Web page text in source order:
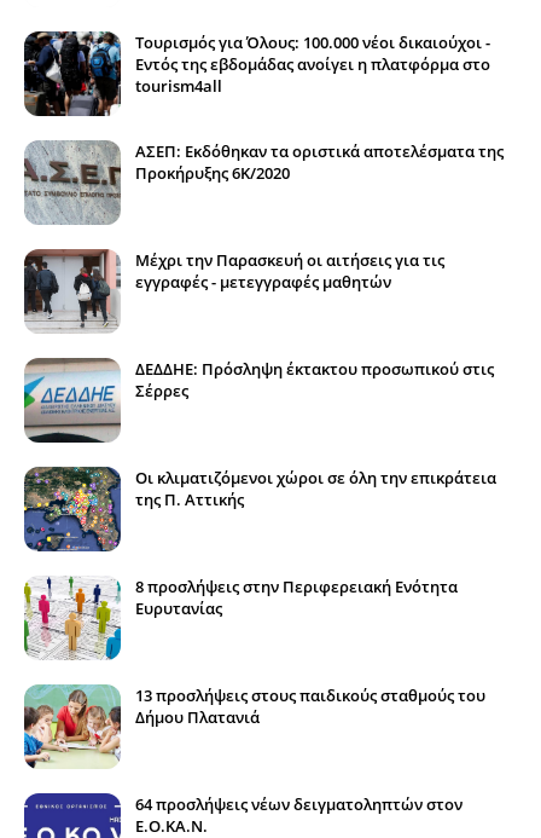
Τουρισμός για Όλους: 100.000 νέοι δικαιούχοι -
Εντός της εβδομάδας ανοίγει η πλατφόρμα στο
tourism4all
ΑΣΕΠ: Εκδόθηκαν τα οριστικά αποτελέσματα της
Προκήρυξης 6Κ/2020
Μέχρι την Παρασκευή οι αιτήσεις για τις
εγγραφές - μετεγγραφές μαθητών
ΔΕΔΔΗΕ: Πρόσληψη έκτακτου προσωπικού στις
Σέρρες
Οι κλιματιζόμενοι χώροι σε όλη την επικράτεια
της Π. Αττικής
8 προσλήψεις στην Περιφερειακή Ενότητα
Ευρυτανίας
13 προσλήψεις στους παιδικούς σταθμούς του
Δήμου Πλατανιά
64 προσλήψεις νέων δειγματοληπτών στον
E.O.KA.N.